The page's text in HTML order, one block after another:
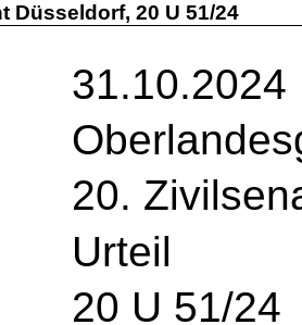
Düsseldorf, 20 U 51/24
31.10.2024
20.
Urteil
20 U 51/24